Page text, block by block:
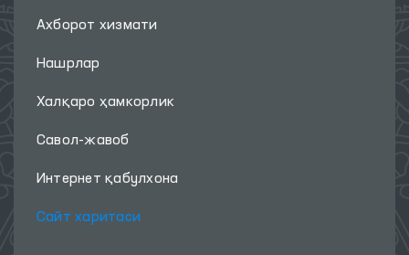
Ахборот хизмати
Нашрлар
Халқаро ҳамкорлик
Савол-жавоб
Интернет қабулхона
Сайт харитаси